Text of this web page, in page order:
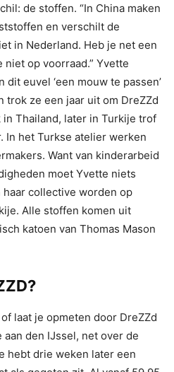
de stoffen. “In China maken
en verschilt de
in Nederland. Heb je net een
op voorraad.” Yvette
euvel ‘een mouw te passen’
trok ze een jaar uit om DreZZd
Thailand, later in Turkije trof
In het Turkse atelier werken
Want van kinderarbeid
moet Yvette niets
haar collective worden op
Alle stoffen komen uit
katoen van Thomas Mason
laat je opmeten door DreZZd
den IJssel, net over de
hebt drie weken later een